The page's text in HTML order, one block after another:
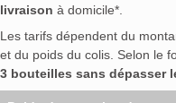
livraison à domicile*.
Les tarifs dépendent du
et du poids du colis. Selon le
3 bouteilles sans dépasser